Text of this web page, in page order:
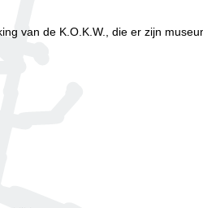
van de K.O.K.W., die er zijn